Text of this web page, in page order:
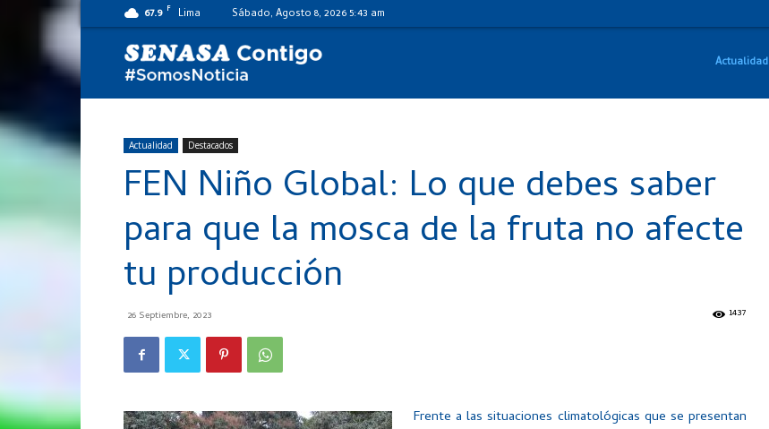
67.9 F Lima Sábado, Agosto 8, 2026 5:43 am
Actualidad
Actualidad Destacados
FEN Niño Global: Lo que debes saber
para que la mosca de la fruta no afecte
tu producción
26 Septiembre, 2023 1437
Frente a las situaciones climatológicas que se presentan